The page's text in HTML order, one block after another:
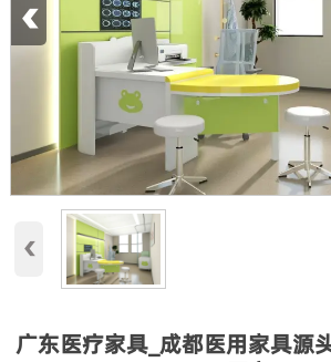
‹
‹
广东医疗家具_成都医用家具源